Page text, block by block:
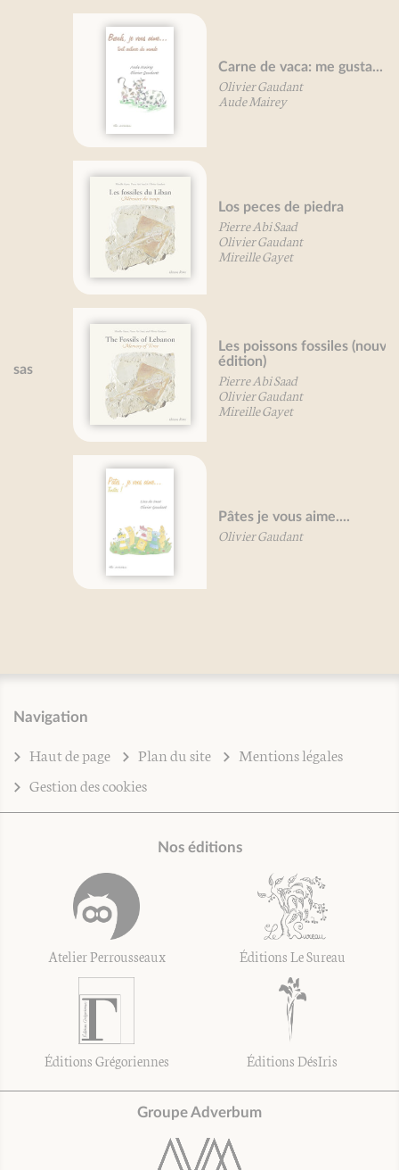
Carne de vaca: me gusta...
Olivier Gaudant
Aude Mairey
Los peces de piedra
Pierre Abi Saad
Olivier Gaudant
Mireille Gayet
Les poissons fossiles (nouvelle
édition)
Pierre Abi Saad
Olivier Gaudant
Mireille Gayet
Pâtes je vous aime....
Olivier Gaudant
Navigation
Haut de page Plan du site
Mentions légales
Gestion des cookies
Nos éditions
Atelier Perrousseaux Éditions Le Sureau
Éditions Grégoriennes Éditions DésIris
Groupe Adverbum